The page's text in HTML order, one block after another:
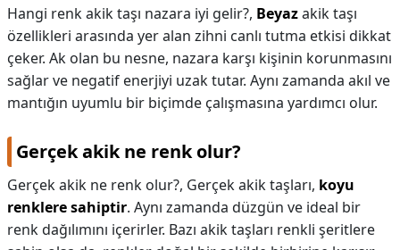
Hangi renk akik taşı nazara iyi gelir?, Beyazakik taşı
özellikleri arasında yer alan zihni canlı tutma etkisi dikkat
çeker. Ak olan bu nesne, nazara karşı kişinin korunmasını
sağlar ve negatif enerjiyi uzak tutar. Aynı zamanda akıl ve
mantığın uyumlu bir biçimde çalışmasına yardımcı olur.
Gerçek akik ne renk olur?
Gerçek akik ne renk olur?, Gerçek akik taşları, koyu
renklere sahiptir. Aynı zamanda düzgün ve ideal bir
renk dağılımını içerirler. Bazı akik taşları renkli şeritlere